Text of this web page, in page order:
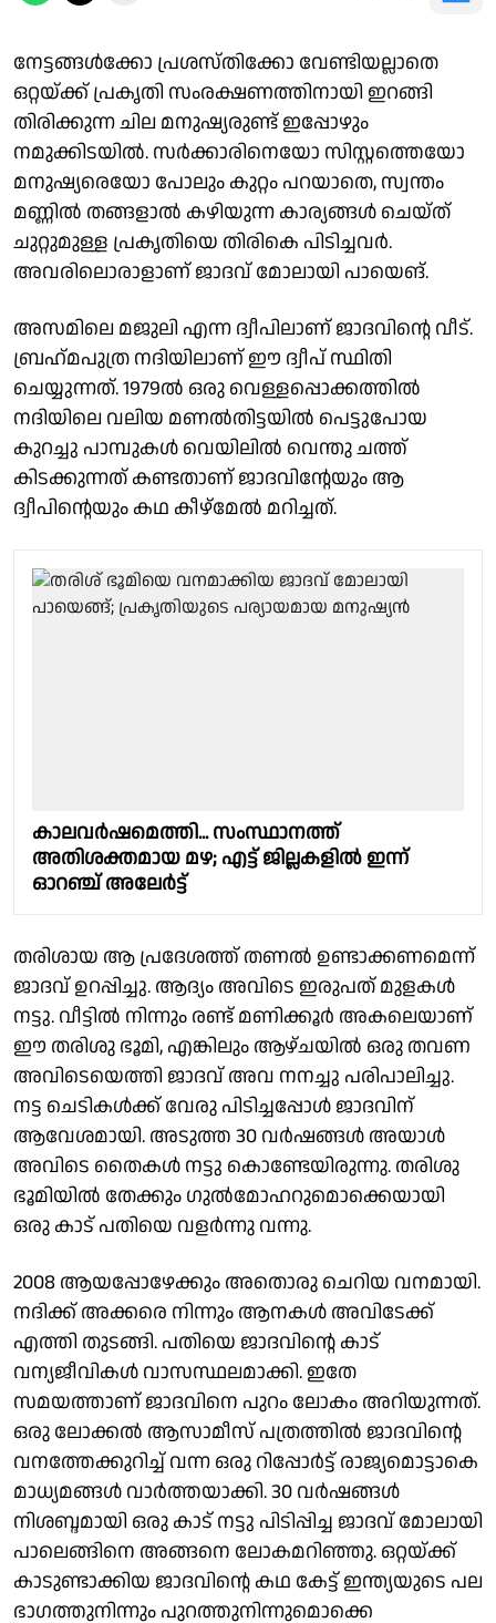
നേട്ടങ്ങള്‍ക്കോ പ്രശസ്തിക്കോ വേണ്ടിയല്ലാതെ
ഒറ്റയ്ക്ക് പ്രകൃതി സംരക്ഷണത്തിനായി ഇറങ്ങി
തിരിക്കുന്ന ചില മനുഷ്യരുണ്ട് ഇപ്പോഴും
നമുക്കിടയില്‍. സര്‍ക്കാരിനെയോ സിസ്റ്റത്തെയോ
മനുഷ്യരെയോ പോലും കുറ്റം പറയാതെ, സ്വന്തം
മണ്ണില്‍ തങ്ങളാല്‍ കഴിയുന്ന കാര്യങ്ങള്‍ ചെയ്ത്
ചുറ്റുമുള്ള പ്രകൃതിയെ തിരികെ പിടിച്ചവര്‍.
അവരിലൊരാളാണ് ജാദവ് മോലായി പായെങ്.
അസമിലെ മജുലി എന്ന ദ്വീപിലാണ് ജാദവിന്റെ വീട്.
ബ്രഹ്‌മപുത്ര നദിയിലാണ് ഈ ദ്വീപ് സ്ഥിതി
ചെയ്യുന്നത്. 1979ല്‍ ഒരു വെള്ളപ്പൊക്കത്തില്‍
നദിയിലെ വലിയ മണല്‍തിട്ടയില്‍ പെട്ടുപോയ
കുറച്ചു പാമ്പുകള്‍ വെയിലില്‍ വെന്തു ചത്ത്
കിടക്കുന്നത് കണ്ടതാണ് ജാദവിന്റേയും ആ
ദ്വീപിന്റെയും കഥ കീഴ്‌മേല്‍ മറിച്ചത്.
കാലവർഷമെത്തി... സംസ്ഥാനത്ത്
അതിശക്തമായ മഴ; എട്ട് ജില്ലകളിൽ ഇന്ന്
ഓറഞ്ച് അലേർട്ട്
തരിശായ ആ പ്രദേശത്ത് തണല്‍ ഉണ്ടാക്കണമെന്ന്
ജാദവ് ഉറപ്പിച്ചു. ആദ്യം അവിടെ ഇരുപത് മുളകള്‍
നട്ടു. വീട്ടില്‍ നിന്നും രണ്ട് മണിക്കൂര്‍ അകലെയാണ്
ഈ തരിശു ഭൂമി, എങ്കിലും ആഴ്ചയില്‍ ഒരു തവണ
അവിടെയെത്തി ജാദവ് അവ നനച്ചു പരിപാലിച്ചു.
നട്ട ചെടികള്‍ക്ക് വേരു പിടിച്ചപ്പോള്‍ ജാദവിന്
ആവേശമായി. അടുത്ത 30 വര്‍ഷങ്ങള്‍ അയാള്‍
അവിടെ തൈകള്‍ നട്ടു കൊണ്ടേയിരുന്നു. തരിശു
ഭൂമിയില്‍ തേക്കും ഗുല്‍മോഹറുമൊക്കെയായി
ഒരു കാട് പതിയെ വളര്‍ന്നു വന്നു.
2008 ആയപ്പോഴേക്കും അതൊരു ചെറിയ വനമായി.
നദിക്ക് അക്കരെ നിന്നും ആനകള്‍ അവിടേക്ക്
എത്തി തുടങ്ങി. പതിയെ ജാദവിന്റെ കാട്
വന്യജീവികള്‍ വാസസ്ഥലമാക്കി. ഇതേ
സമയത്താണ് ജാദവിനെ പുറം ലോകം അറിയുന്നത്.
ഒരു ലോക്കല്‍ ആസാമീസ് പത്രത്തില്‍ ജാദവിന്റെ
വനത്തേക്കുറിച്ച് വന്ന ഒരു റിപ്പോര്‍ട്ട് രാജ്യമൊട്ടാകെ
മാധ്യമങ്ങള്‍ വാര്‍ത്തയാക്കി. 30 വര്‍ഷങ്ങള്‍
നിശബ്ദമായി ഒരു കാട് നട്ടു പിടിപ്പിച്ച ജാദവ് മോലായി
പാലെങ്ങിനെ അങ്ങനെ ലോകമറിഞ്ഞു. ഒറ്റയ്ക്ക്
കാടുണ്ടാക്കിയ ജാദവിന്റെ കഥ കേട്ട് ഇന്ത്യയുടെ പല
ഭാഗത്തുനിന്നും പുറത്തുനിന്നുമൊക്കെ